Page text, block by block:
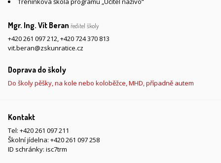
Mgr. Ing. Vít Beran ředitel školy
+420 261 097 212,+420 724 370 813
vit.beran@zskunratice.cz
Doprava do školy
Do školy pěšky, na kole nebo koloběžce, MHD, případně autem
Kontakt
Tel: +420 261 097 211
Školní jídelna: +420 261 097 258
ID schránky: isc7trm